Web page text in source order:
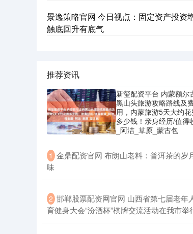
景逸策略官网 今日视点：固定资产投资
触底回升有底气
推荐资讯
新玺配资平台 内蒙额尔
黑山头旅游攻略路线及
用，内蒙旅游5天大约
多少钱！亲身经历/值得
_阿洁_草原_蒙古包
1 金鼎配资官网 布朗山老料：普洱茶的岁
味
2 邯郸股票配资网官网 山西省第七届老年
育健身大会“汾酒杯”棋牌交流活动在我市举